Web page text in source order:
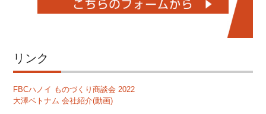
リンク
FBCハノイ ものづくり商談会 2022
大澤ベトナム 会社紹介(動画)